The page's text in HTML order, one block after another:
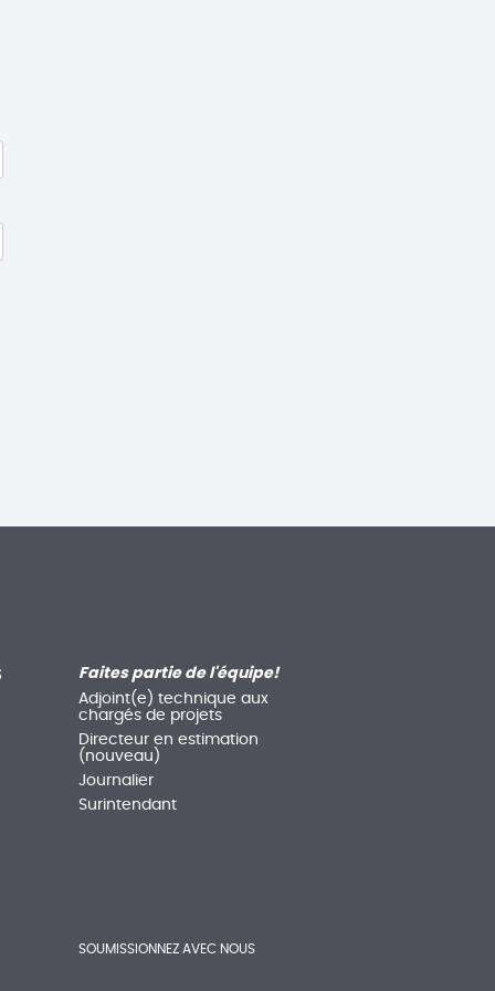
Faites partie de l'équipe!
Adjoint(e) technique aux
chargés de projets
Directeur en estimation
(nouveau)
Journalier
Surintendant
SOUMISSIONNEZ AVEC NOUS